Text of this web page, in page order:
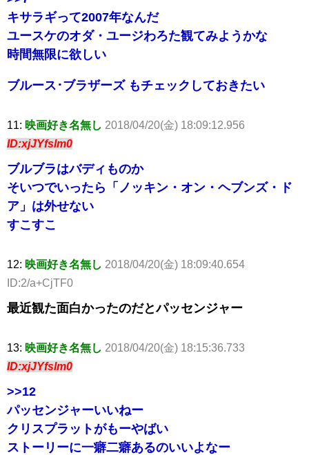
キサラギって2007年なんだ
ユースケのオダ・ユージわろた観てみようかな
時間無限に欲しい
ブルース･ブラザーズ もチェックしておきたい
11: 映画好き名無し 2018/04/20(金) 18:09:12.956
ID:xjJYfslm0
ブルブラはバディものか
そいつでいったら「ノッキン・オン・ヘブンズ・ド
ア」は外せない
すこすこ
12: 映画好き名無し 2018/04/20(金) 18:09:40.654
ID:2/a+CjTF0
最近観た面白かったのだとパッセンジャー
13: 映画好き名無し 2018/04/20(金) 18:15:36.733
ID:xjJYfslm0
>>12
パッセンジャーいいねー
クリスプラットがもーやばい
ストーリーに一癖二癖あるのいいよなー